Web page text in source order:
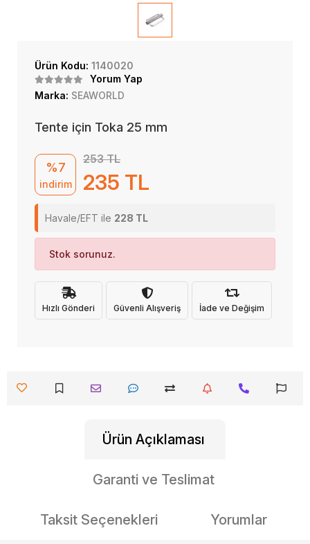
Ürün Kodu: 1140020
Yorum Yap
Marka: SEAWORLD
Tente için Toka 25 mm
%7
indirim
253 TL
235 TL
Havale/EFT ile 228 TL
Stok sorunuz.
Hızlı Gönderi Güvenli Alışveriş İade ve Değişim
Ürün Açıklaması
Garanti ve Teslimat
Taksit Seçenekleri Yorumlar